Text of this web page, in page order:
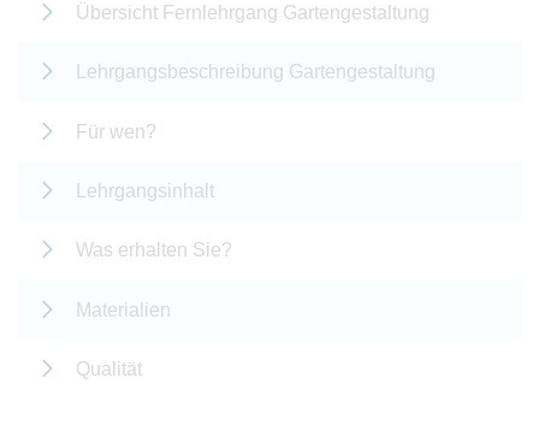
Übersicht Fernlehrgang Gartengestaltung
Lehrgangsbeschreibung Gartengestaltung
Für wen?
Lehrgangsinhalt
Was erhalten Sie?
Materialien
Qualität